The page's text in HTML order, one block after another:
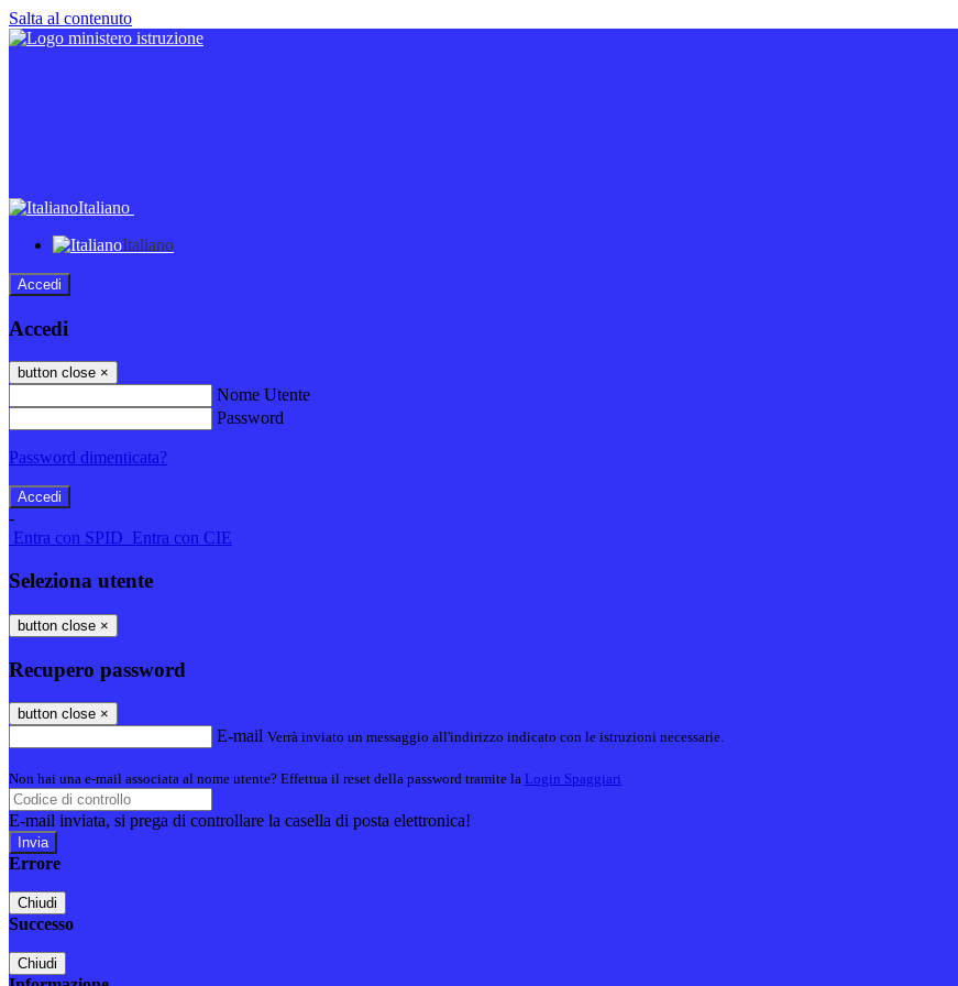
Salta al contenuto
Italiano
Italiano
Accedi
Accedi
button close ×
Nome Utente
Password
Password dimenticata?
-
Entra con SPID Entra con CIE
Seleziona utente
button close ×
Recupero password
button close ×
E-mail Verrà inviato un messaggio all'indirizzo indicato con le istruzioni necessarie.
Non hai una e-mail associata al nome utente? Effettua il reset della password tramite la Login Spaggiari
E-mail inviata, si prega di controllare la casella di posta elettronica!
Errore
Chiudi
Successo
Chiudi